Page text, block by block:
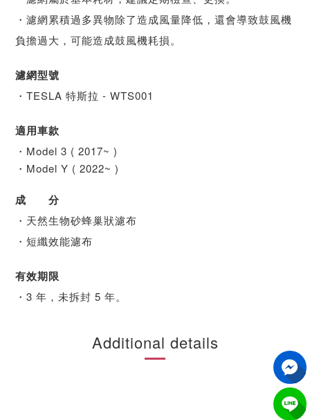
・濾網累積過多異物除了造成風量降低，還會導致鼓風機
負擔過大，可能造成鼓風機耗損。
濾網型號
・TESLA 特斯拉 - WTS001
適用車款
・ Model 3 ( 2017~ )
・Model Y ( 2022~ )
成 分
・天然生物砂蜂巢狀濾布
・短纖效能濾布
有效期限
・3 年，未拆封 5 年。
Additional details